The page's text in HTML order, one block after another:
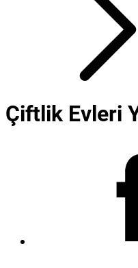
Çiftlik Evleri